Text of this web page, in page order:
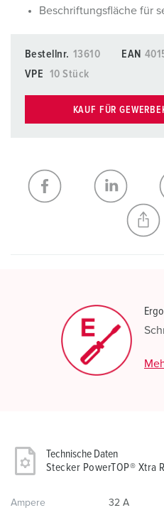
Beschriftungsfläche für
Bestellnr. 13610 EAN
VPE
10 Stück
KAUF FÜR
Technische Daten
Stecker PowerTOP® Xtra
Ampere 32 A